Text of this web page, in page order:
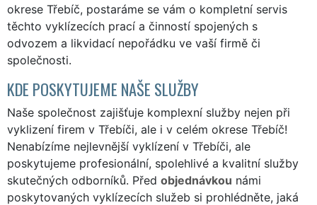
okrese Třebíč, postaráme se vám o kompletní servis
těchto vyklízecích prací a činností spojených s
odvozem a likvidací nepořádku ve vaší firmě či
společnosti.
KDE POSKYTUJEME NAŠE SLUŽBY
Naše společnost zajišťuje komplexní služby nejen při
vyklizení firem v Třebíči, ale i v celém okrese Třebíč!
Nenabízíme nejlevnější vyklízení v Třebíči, ale
poskytujeme profesionální, spolehlivé a kvalitní služby
skutečných odborníků. Před objednávkou námi
poskytovaných vyklízecích služeb si prohlédněte, jaká